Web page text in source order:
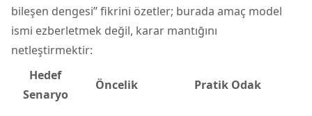
bileşen dengesi” fikrini özetler; burada amaç model
ismi ezberletmek değil, karar mantığını
netleştirmektir:
Hedef
Senaryo
Öncelik Pratik Odak